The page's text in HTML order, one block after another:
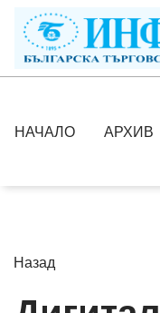
НАЧАЛО АРХИВ
Назад